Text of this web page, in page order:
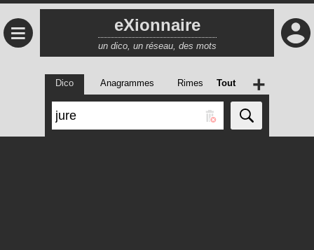
≡ eXionnaire
un dico, un réseau, des mots
Dico Anagrammes Rimes Tout +